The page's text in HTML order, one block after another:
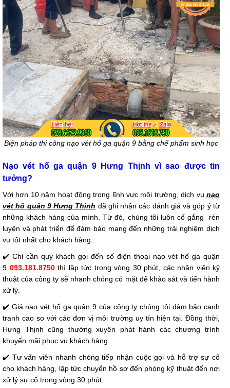
Biện pháp thi công nạo vét hố ga quận 9 bằng chế phẩm sinh học
Nạo vét hố ga quận 9 Hưng Thịnh vì sao được tin
tưởng?
Với hơn 10 năm hoạt động trong lĩnh vực môi trường, dịch vụ nạo
vét hố quận 9 Hưng Thịnh đã ghi nhận các đánh giá và góp ý từ
những khách hàng của mình. Từ đó, chúng tôi luôn cố gắng rèn
luyện và phát triển để đảm bảo mang đến những trải nghiệm dịch
vụ tốt nhất cho khách hàng.
✔️ Chỉ cần quý khách gọi đến số điện thoại nạo vét hố ga quận
9 093.181.8750thì lặp tức trong vòng 30 phút, các nhân viên kỹ
thuật của công ty sẽ nhanh chóng có mặt để khảo sát và tiến hành
xử lý.
✔️ Giá nạo vét hố ga quận 9 của công ty chúng tôi đảm bảo cạnh
tranh cao so với các đơn vị môi trường uy tín hiện tại. Đồng thời,
Hưng Thịnh cũng thường xuyên phát hành các chương trình
khuyến mãi phục vụ khách hàng.
✔️ Tư vấn viên nhanh chóng tiếp nhận cuộc gọi và hỗ trợ sự cố
cho khách hàng, lập tức chuyển hồ sơ đến phòng kỹ thuật đến nơi
xử lý sự cố trong vòng 30 phút.